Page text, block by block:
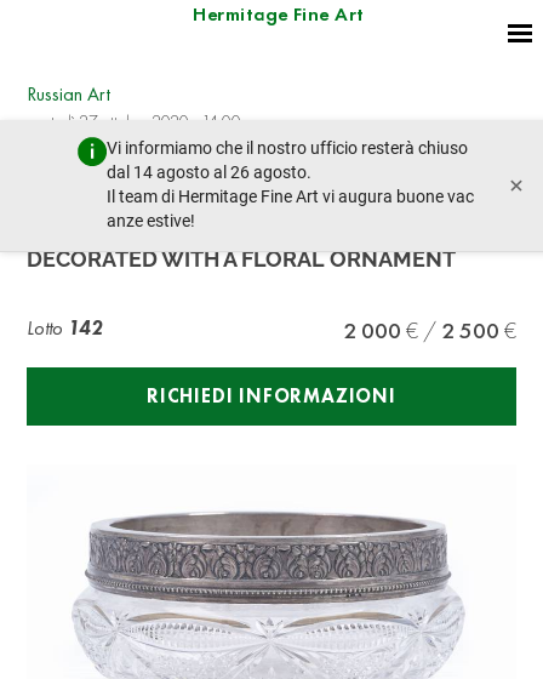
Hermitage Fine Art
Vi informiamo che il nostro ufficio resterà chiuso
dal 14 agosto al 26 agosto.
Il team di Hermitage Fine Art vi augura buone vac
anze estive!
×
Russian Art
martedì 27 ottobre 2020 - 14:00
lotto precedente lotto prossimo
CARVED GLASS VASE WITH A SILVER FRAME
DECORATED WITH A FLORAL ORNAMENT
Lotto 142 2 000 2 500
RICHIEDI INFORMAZIONI